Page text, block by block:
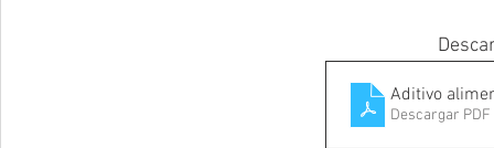
Aditivo
Descargar PDF